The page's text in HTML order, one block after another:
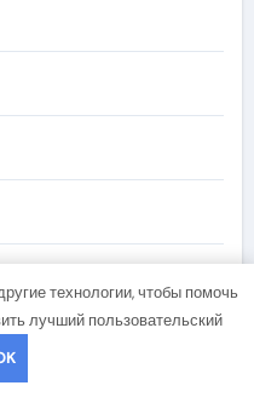
технологии, чтобы помочь
лучший пользовательский